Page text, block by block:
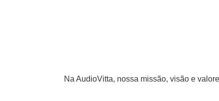
Na AudioVitta, nossa missão, visão e